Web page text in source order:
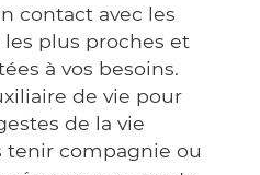
contact avec les
les plus proches et
à vos besoins.
de vie pour
de la vie
tenir compagnie ou